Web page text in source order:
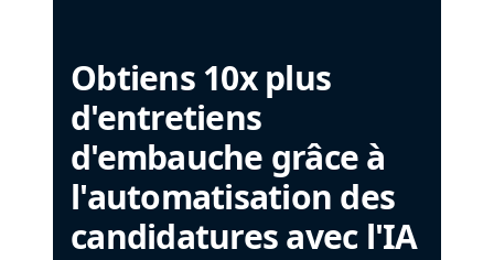
Obtiens 10x plus
d'entretiens
d'embauche grâce à
l'automatisation des
candidatures avec l'IA